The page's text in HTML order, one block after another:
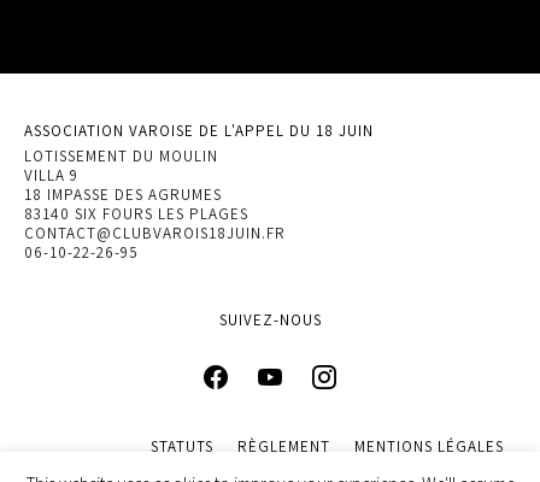
ASSOCIATION VAROISE DE L'APPEL DU 18 JUIN
LOTISSEMENT DU MOULIN
VILLA 9
18 IMPASSE DES AGRUMES
83140 SIX FOURS LES PLAGES
CONTACT@CLUBVAROIS18JUIN.FR
06-10-22-26-95
SUIVEZ-NOUS
STATUTS RÈGLEMENT
MENTIONS LÉGALES